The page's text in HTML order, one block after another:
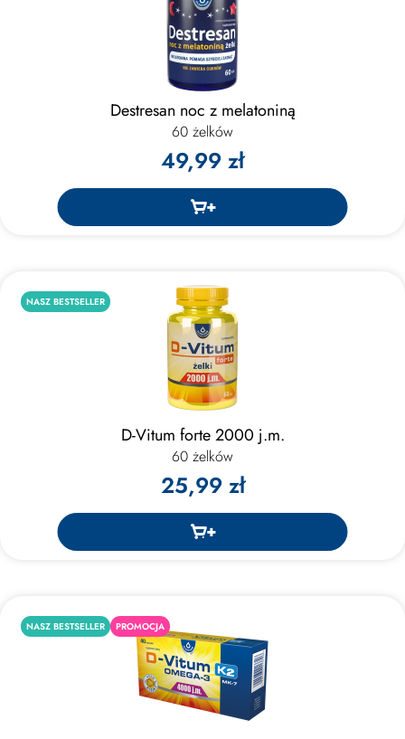
Destresan noc z melatoniną
60 żelków
49,99 zł
NASZ BESTSELLER
D-Vitum forte 2000 j.m.
60 żelków
25,99 zł
NASZ BESTSELLER PROMOCJA